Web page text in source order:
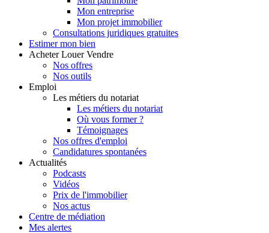
Mon entreprise
Mon projet immobilier
Consultations juridiques gratuites
Estimer mon bien
Acheter Louer Vendre
Nos offres
Nos outils
Emploi
Les métiers du notariat
Les métiers du notariat
Où vous former ?
Témoignages
Nos offres d'emploi
Candidatures spontanées
Actualités
Podcasts
Vidéos
Prix de l'immobilier
Nos actus
Centre de médiation
Mes alertes